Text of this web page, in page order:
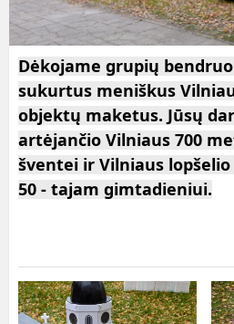
Dėkojame grupių
sukurtus meniškus
objektų maketus. Jūsų
artėjančio Vilniaus 700
šventei ir Vilniaus
50 - tajam gimtadieniui.